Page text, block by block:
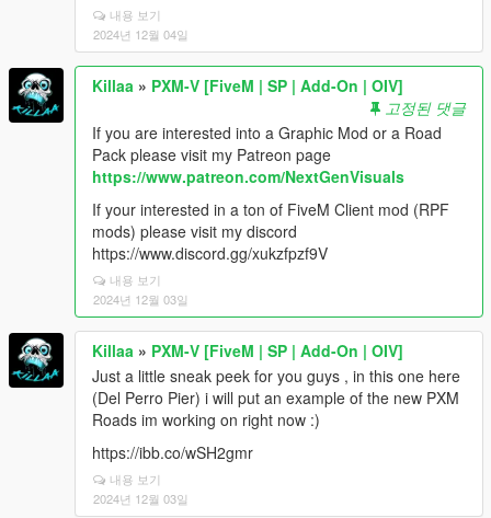
내용 보기
2024년 12월 04일
Killaa » PXM-V [FiveM | SP | Add-On | OIV]
고정된 댓글
If you are interested into a Graphic Mod or a Road
Pack please visit my Patreon page
https://www.patreon.com/NextGenVisuals
If your interested in a ton of FiveM Client mod (RPF
mods) please visit my discord
https://www.discord.gg/xukzfpzf9V
내용 보기
2024년 12월 03일
Killaa » PXM-V [FiveM | SP | Add-On | OIV]
Just a little sneak peek for you guys , in this one here
(Del Perro Pier) i will put an example of the new PXM
Roads im working on right now :)
https://ibb.co/wSH2gmr
내용 보기
2024년 12월 03일